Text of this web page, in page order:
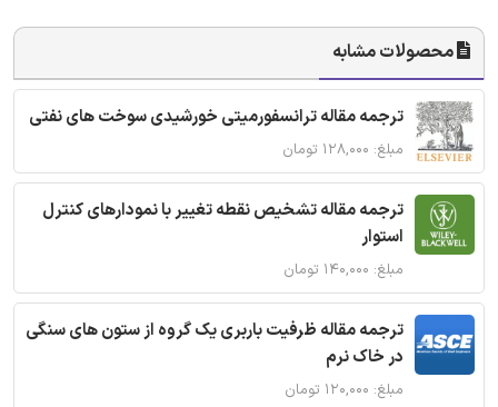
محصولات مشابه
ترجمه مقاله ترانسفورمیتی خورشیدی سوخت های نفتی
مبلغ: ۱۲۸,۰۰۰ تومان
ترجمه مقاله تشخیص نقطه تغییر با نمودارهای کنترل
استوار
مبلغ: ۱۴۰,۰۰۰ تومان
ترجمه مقاله ظرفیت باربری یک گروه از ستون های سنگی
در خاک نرم
مبلغ: ۱۲۰,۰۰۰ تومان